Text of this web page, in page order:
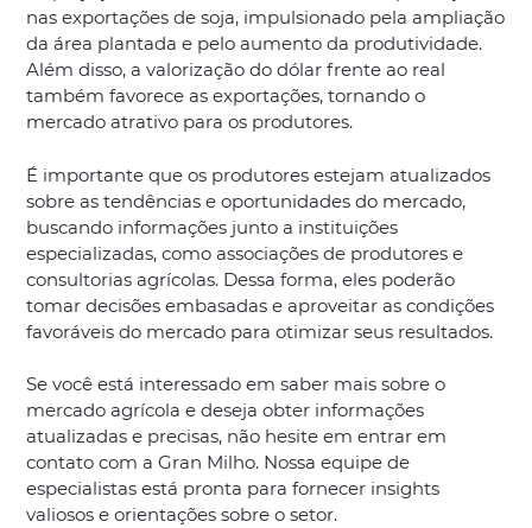
nas exportações de soja, impulsionado pela ampliação
da área plantada e pelo aumento da produtividade.
Além disso, a valorização do dólar frente ao real
também favorece as exportações, tornando o
mercado atrativo para os produtores.
É importante que os produtores estejam atualizados
sobre as tendências e oportunidades do mercado,
buscando informações junto a instituições
especializadas, como associações de produtores e
consultorias agrícolas. Dessa forma, eles poderão
tomar decisões embasadas e aproveitar as condições
favoráveis do mercado para otimizar seus resultados.
Se você está interessado em saber mais sobre o
mercado agrícola e deseja obter informações
atualizadas e precisas, não hesite em entrar em
contato com a Gran Milho. Nossa equipe de
especialistas está pronta para fornecer insights
valiosos e orientações sobre o setor.